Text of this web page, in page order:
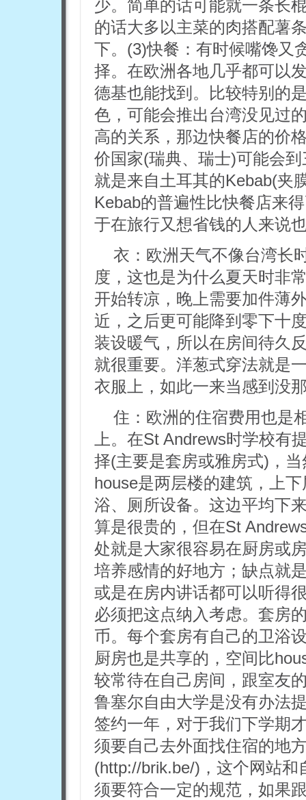
少。简单的话可能就一条长
的话大多以主菜的肉搭配薯
下。(3)快餐：有时候嘴馋又
择。在欧洲各地几乎都可以
德基也能找到。比较特别的
色，可能会推出台湾没见过
高的关系，那边快餐店的价
价国家(瑞典、瑞士)可能会
就是来自土耳其的Kebab(夹
Kebab的普遍性比快餐店来
于在旅行又想省钱的人来说
衣：欧洲天气不像台湾长
度，这也是为什么夏天时非
开始转凉，晚上需要加件薄
近，之后更可能降到零下十
装设暖气，所以在房间待久
就很重要。洋葱式穿法就是
衣服上，如此一来当感到没
住：欧洲的住宿费用也是
上。在St Andrews时学校有
择(主要是套房或雅房式)，
house是两层楼的建筑，上
浴、厕所设备。这边平均下
算是很贵的，但在St
处就是大家很容易在厨房或
培养感情的好地方；缺点就
或是在房内讲话都可以听得
必须把这点纳入考虑。套房
币。每个套房有自己的卫浴
厨房也是共享的，空间比
较常待在自己房间，跟室友
鲁塞尔自由大学是没有办法
签约一年，对于我们下学期
须要自己去外面找住宿的地
(http://brik.be/)，这个网站
须要符合一定的规范，如果